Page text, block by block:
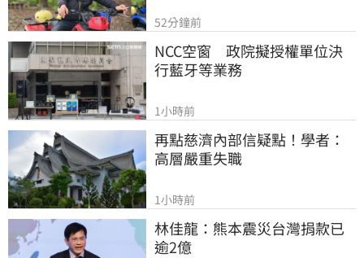
52分鐘前
NCC空窗　政院擬授權單位決
行藍牙等業務
1小時前
再點慈濟內部信疑點！學者：
高層嚴重失職
1小時前
林佳龍：熊本震災台灣捐款已
逾2億